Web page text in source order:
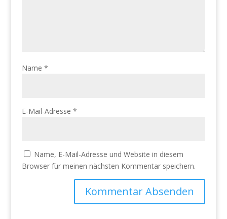
Name *
E-Mail-Adresse *
Name, E-Mail-Adresse und Website in diesem
Browser für meinen nächsten Kommentar speichern.